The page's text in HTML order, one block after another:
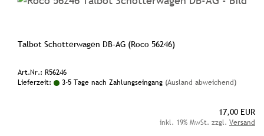
Talbot Schotterwagen DB-AG (Roco 56246)
Art.Nr.: R56246
Lieferzeit:
3-5 Tage nach Zahlungseingang (Ausland abweichend)
17,00 EUR
inkl. 19% MwSt. zzgl. Versand